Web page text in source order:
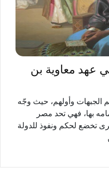
عهد معاوية بن
الجبهات وأولهم، حيث وجّه
بها، فهي تحد مصر
تخضع لحكم ونفوذ للدولة